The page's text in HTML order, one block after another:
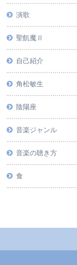
演歌
聖飢魔Ⅱ
自己紹介
角松敏生
陰陽座
音楽ジャンル
音楽の聴き方
食